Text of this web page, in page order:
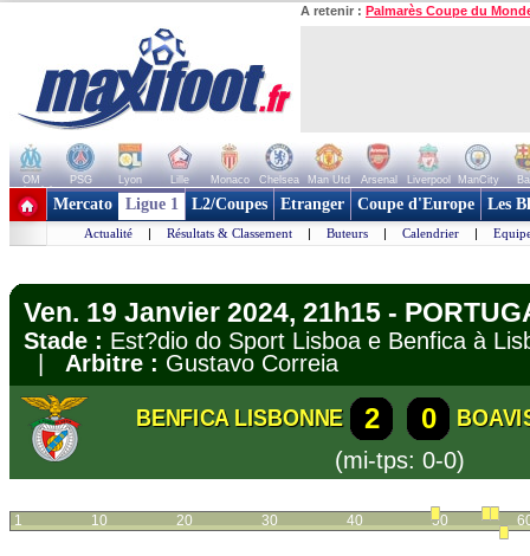
A retenir : Palmarès Coupe du
OM PSG Lyon Lille Monaco Chelsea Man Utd Arsenal Liverpool ManCity
+ de clubs
Mercato Ligue 1 L2/Coupes Etranger Coupe d'Europe Les
Actualité | Résultats & Classement | Buteurs | Calendrier |
Ven. 19 Janvier 2024, 21h15 -
Stade : Est?dio do Sport Lisboa e Benfica à
Arbitre : Gustavo Correia
BENFICA LISBONNE 2 0
(mi-tps: 0-0)
1 10 20 30 40 50